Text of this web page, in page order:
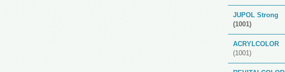
JUPOL Strong
(1001)
ACRYLCOLOR
(1001)